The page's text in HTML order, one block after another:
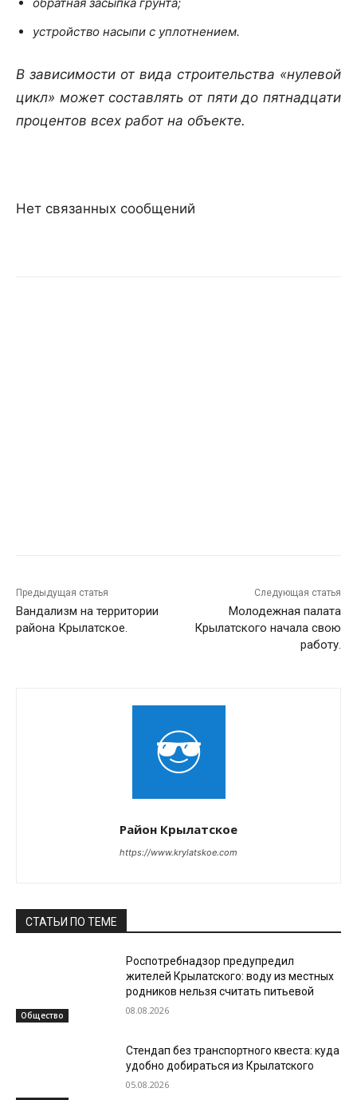
устройство насыпи с уплотнением.
В зависимости от вида строительства «нулевой
цикл» может составлять от пяти до пятнадцати
процентов всех работ на объекте.
Нет связанных сообщений
Предыдущая статья
Вандализм на территории
района Крылатское.
Следующая статья
Молодежная палата
Крылатского начала свою
работу.
Район Крылатское
https://www.krylatskoe.com
СТАТЬИ ПО ТЕМЕ
Общество
Роспотребнадзор предупредил
жителей Крылатского: воду из местных
родников нельзя считать питьевой
08.08.2026
Стендап без транспортного квеста: куда
удобно добираться из Крылатского
05.08.2026